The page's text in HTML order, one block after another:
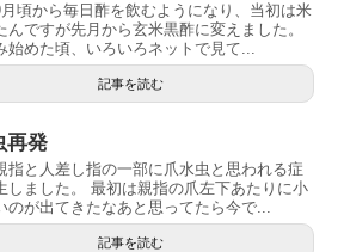
頃から毎日酢を飲むようになり、当初は米
んですが先月から玄米黒酢に変えました。
始めた頃、いろいろネットで見て...
記事を読む
再発
指と人差し指の一部に爪水虫と思われる症
しました。 最初は親指の爪左下あたりに小
のが出てきたなあと思ってたら今で...
記事を読む